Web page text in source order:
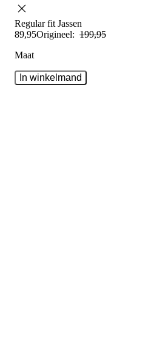
Regular fitJassen
89,95Origineel: 199,95
Maat
In winkelmand